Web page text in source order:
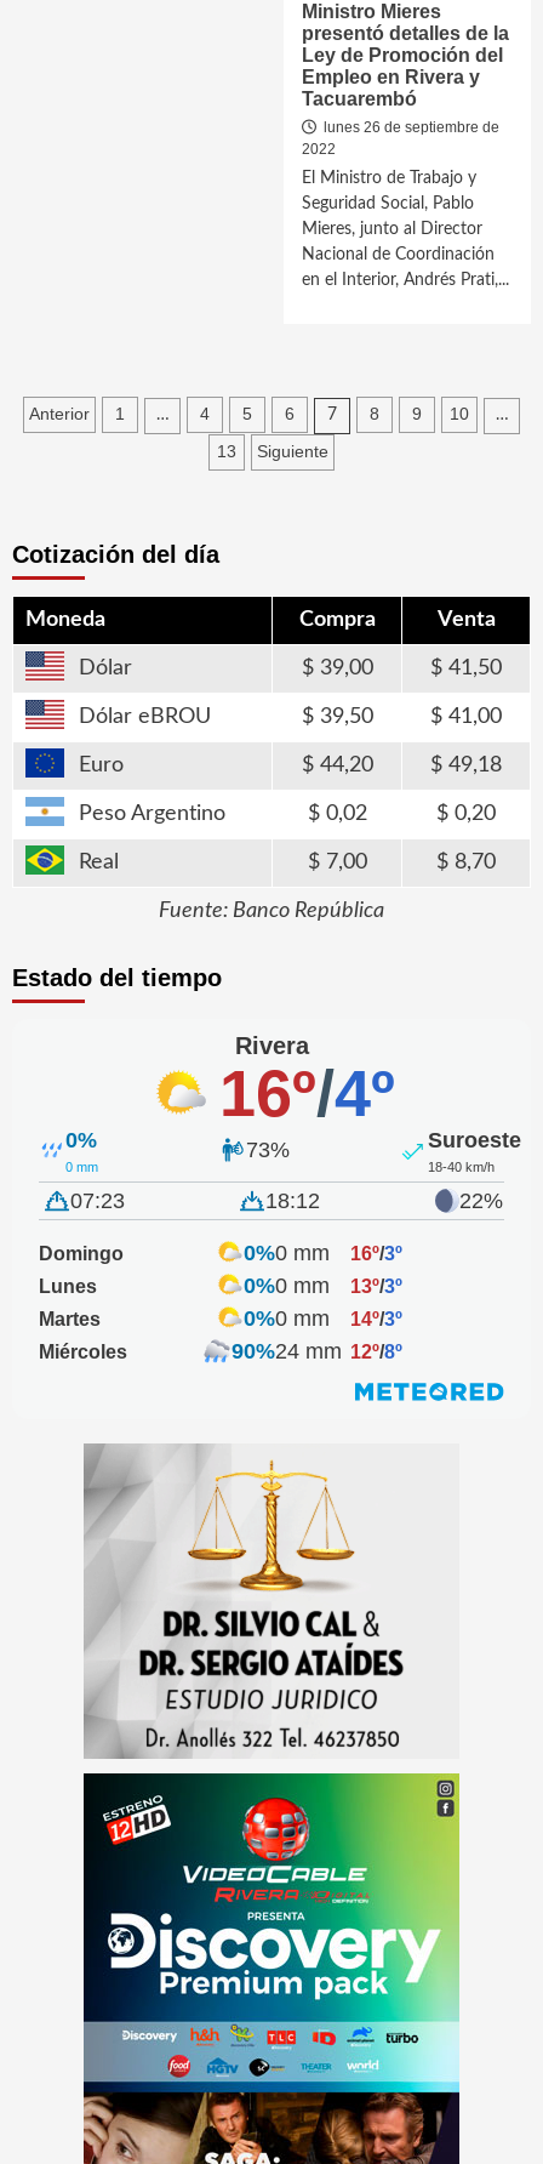
Ministro Mieres
presentó detalles de la
Ley de Promoción del
Empleo en Rivera y
Tacuarembó
lunes 26 de septiembre de
2022
El Ministro de Trabajo y
Seguridad Social, Pablo
Mieres, junto al Director
Nacional de Coordinación
en el Interior, Andrés Prati,...
Paginación
Anterior 1 … 4 5 6 7 8 9 10 …
13 Siguiente
Cotización del día
Moneda Compra Venta
Dólar 39,00 41,50
Dólar eBROU 39,50 41,00
Euro 44,20 49,18
Peso Argentino 0,02 0,20
Real 7,00 8,70
Fuente: Banco República
Estado del tiempo
Rivera
16º/4º
0%
0 mm
73% Suroeste
18-40 km/h
07:23 18:12 22%
Domingo 0%0 mm 16º/3º
Lunes
0%0 mm 13º/3º
Martes
0%0 mm 14º/3º
Miércoles
90%24 mm 12º/8º